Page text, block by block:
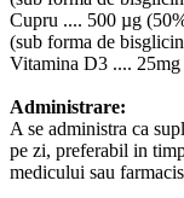
Cupru .... 500 µg
(sub forma de
Vitamina D3 ....
Administrare:
A se administra ca
pe zi, preferabil in
medicului sau